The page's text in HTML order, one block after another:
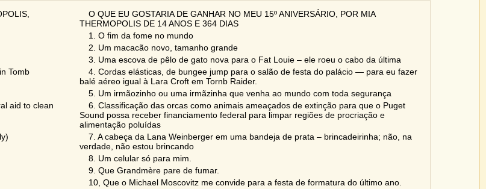
O QUE EU GOSTARIA DE GANHAR NO MEU 15º ANIVERSÁRIO, POR MIA
THERMOPOLIS DE 14 ANOS E 364 DIAS
1. O fim da fome no mundo
2. Um macacão novo, tamanho grande
3. Uma escova de pêlo de gato nova para o Fat Louie – ele roeu o cabo da última
Tomb
4. Cordas elásticas, de bungee jump para o salão de festa do palácio — para eu fazer
balé aéreo igual à Lara Croft em Tornb Raider.
5. Um irmãozinho ou uma irmãzinha que venha ao mundo com toda segurança
aid to clean
6. Classificação das orcas como animais ameaçados de extinção para que o Puget
Sound possa receber financiamento federal para limpar regiões de procriação e
alimentação poluídas
7. A cabeça da Lana Weinberger em uma bandeja de prata – brincadeirinha; não, na
verdade, não estou brincando
8. Um celular só para mim.
9. Que Grandmère pare de fumar.
10, Que o Michael Moscovitz me convide para a festa de formatura do último ano.